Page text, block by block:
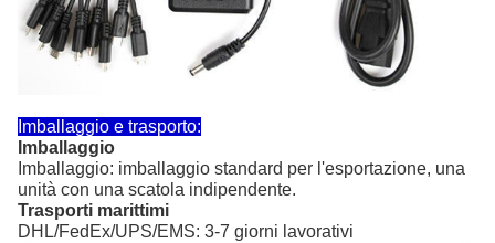
Imballaggio e trasporto:
Imballaggio
Imballaggio: imballaggio standard per l'esportazione, una
unità con una scatola indipendente.
Trasporti marittimi
DHL/FedEx/UPS/EMS: 3-7 giorni lavorativi